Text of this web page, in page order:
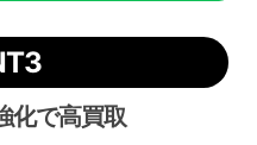
化で高買取